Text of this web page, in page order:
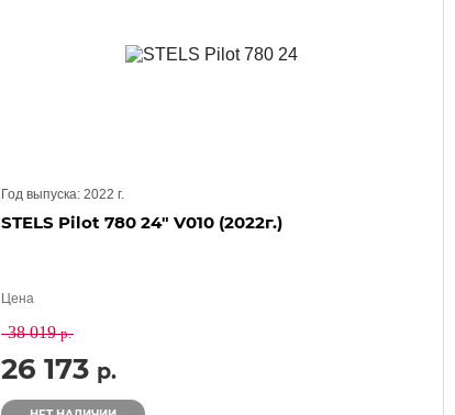
Год выпуска:2022г.
STELS Pilot 780 24" V010 (2022г.)
Цена
38 019р.
26 173 р.